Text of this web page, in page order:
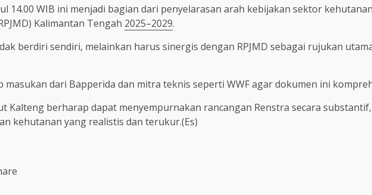
14.00 WIB ini menjadi bagian dari penyelarasan arah kebijakan sektor
Kalimantan Tengah 2025–2029.
berdiri sendiri, melainkan harus sinergis dengan RPJMD sebagai rujukan
masukan dari Bapperida dan mitra teknis seperti WWF agar dokumen ini
Kalteng berharap dapat menyempurnakan rancangan Renstra secara
kehutanan yang realistis dan terukur.(Es)